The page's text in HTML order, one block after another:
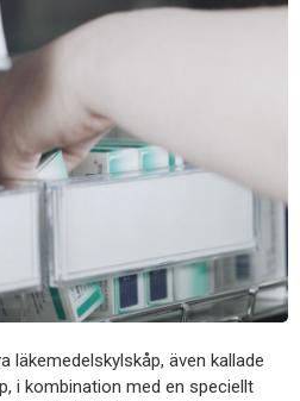
läkemedelskylskåp, även kallade
i kombination med en speciellt